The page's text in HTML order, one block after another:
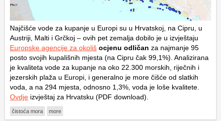
Najčišće vode za kupanje u Europi su u Hrvatskoj, na Cipru, u
Austriji, Malti i Grčkoj – ovih pet zemalja dobilo je u izvještaju
Europske agencije za okoliš ocjenu odličan za najmanje 95
posto svojih kupališnih mjesta (na Cipru čak 99,1%). Analizirana
je kvaliteta vode za kupanje na oko 22.300 morskih, riječnih i
jezerskih plaža u Europi, i generalno je more čišće od slatkih
voda, a na 294 mjesta, odnosno 1,3%, voda je loše kvalitete.
Ovdje izvještaj za Hrvatsku (PDF download).
čistoća mora more